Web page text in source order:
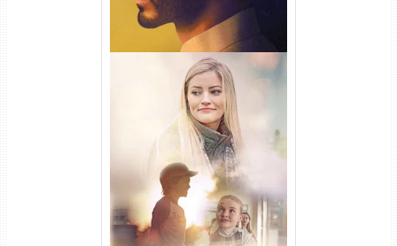
Uma Amizade para Recordar
Torrent (2025) WEB-DL 1080p
Dual Áudio